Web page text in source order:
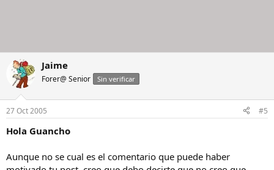
Jaime
Forer@ Senior Sin verificar
27 Oct 2005 #5
Hola Guancho
Aunque no se cual es el comentario que puede haber